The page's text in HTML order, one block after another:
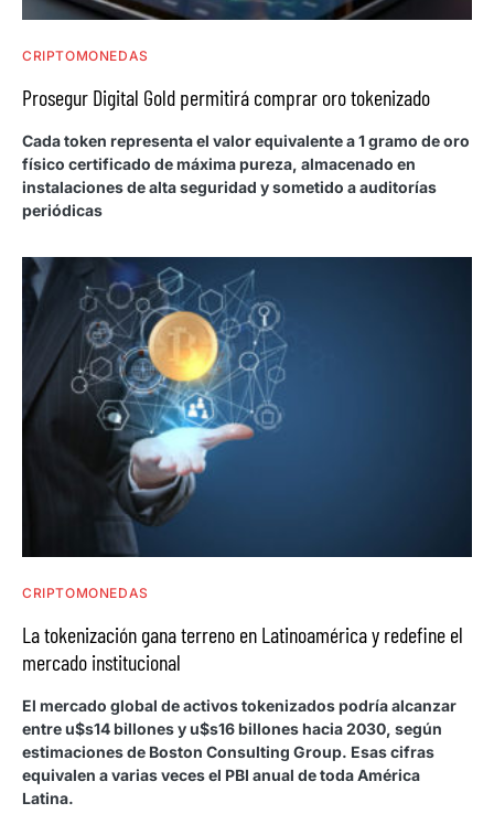
CRIPTOMONEDAS
Prosegur Digital Gold permitirá comprar oro tokenizado
Cada token representa el valor equivalente a 1 gramo de oro
físico certificado de máxima pureza, almacenado en
instalaciones de alta seguridad y sometido a auditorías
periódicas
CRIPTOMONEDAS
La tokenización gana terreno en Latinoamérica y redefine el
mercado institucional
El mercado global de activos tokenizados podría alcanzar
entre u$s14 billones y u$s16 billones hacia 2030, según
estimaciones de Boston Consulting Group. Esas cifras
equivalen a varias veces el PBI anual de toda América
Latina.